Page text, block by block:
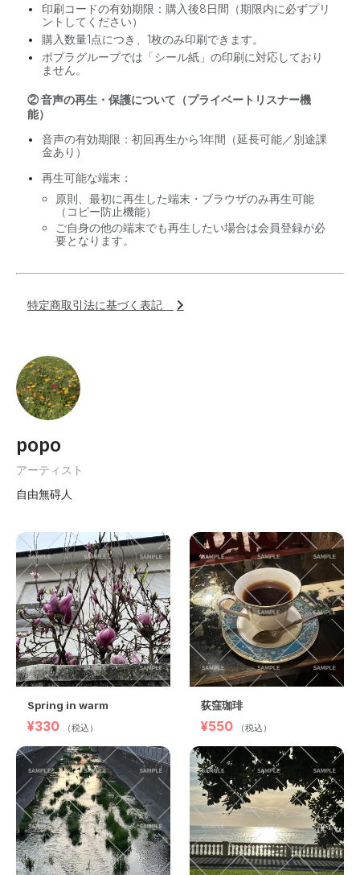
印刷コードの有効期限：購入後8日間（期限内に必ずプリ
ントしてください）
購入数量1点につき、1枚のみ印刷できます。
ポプラグループでは「シール紙」の印刷に対応しており
ません。
② 音声の再生・保護について（プライベートリスナー機
能）
音声の有効期限：初回再生から1年間（延長可能／別途課
金あり）
再生可能な端末：
原則、最初に再生した端末・ブラウザのみ再生可能
（コピー防止機能）
ご自身の他の端末でも再生したい場合は会員登録が必
要となります。
特定商取引法に基づく表記
popo
アーティスト
自由無碍人
Spring in warm
¥330 （税込）
荻窪珈琲
¥550 （税込）